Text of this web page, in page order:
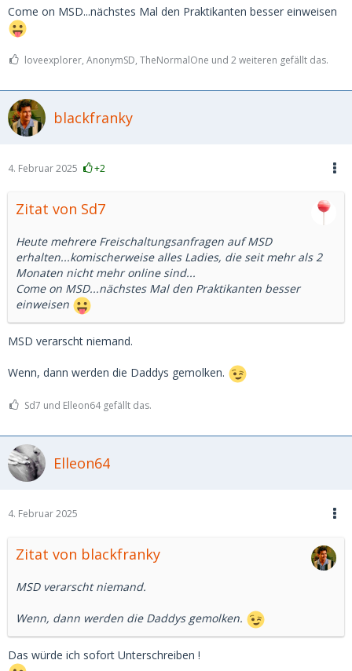
Come on MSD...nächstes Mal den Praktikanten besser einweisen
loveexplorer, AnonymSD, TheNormalOne und 2 weiteren gefällt das.
blackfranky
4. Februar 2025 +2
Zitat von Sd7
Heute mehrere Freischaltungsanfragen auf MSD
erhalten...komischerweise alles Ladies, die seit mehr als 2
Monaten nicht mehr online sind...
Come on MSD...nächstes Mal den Praktikanten besser
einweisen
MSD verarscht niemand.
Wenn, dann werden die Daddys gemolken.
Sd7 und Elleon64 gefällt das.
Elleon64
4. Februar 2025
Zitat von blackfranky
MSD verarscht niemand.
Wenn, dann werden die Daddys gemolken.
Das würde ich sofort Unterschreiben !